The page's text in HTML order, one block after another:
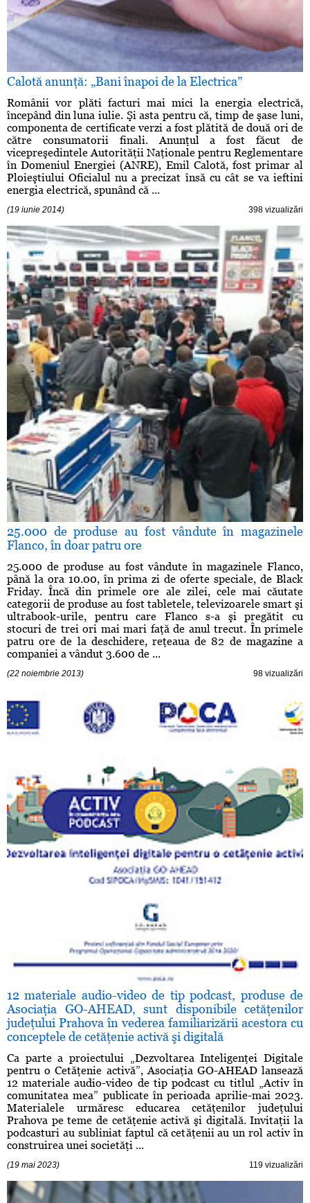
Calotă anunţă: „Bani înapoi de la Electrica”
Românii vor plăti facturi mai mici la energia electrică,
începând din luna iulie. Şi asta pentru că, timp de şase luni,
componenta de certificate verzi a fost plătită de două ori de
către consumatorii finali. Anunţul a fost făcut de
vicepreşedintele Autorităţii Naţionale pentru Reglementare
în Domeniul Energiei (ANRE), Emil Calotă, fost primar al
Ploieştiului Oficialul nu a precizat însă cu cât se va ieftini
energia electrică, spunând că ...
(19 iunie 2014) 398 vizualizări
25.000 de produse au fost vândute în magazinele
Flanco, în doar patru ore
25.000 de produse au fost vândute în magazinele Flanco,
până la ora 10.00, în prima zi de oferte speciale, de Black
Friday. Încă din primele ore ale zilei, cele mai căutate
categorii de produse au fost tabletele, televizoarele smart şi
ultrabook-urile, pentru care Flanco s-a şi pregătit cu
stocuri de trei ori mai mari faţă de anul trecut. În primele
patru ore de la deschidere, reţeaua de 82 de magazine a
companiei a vândut 3.600 de ...
(22 noiembrie 2013) 98 vizualizări
12 materiale audio-video de tip podcast, produse de
Asociaţia GO-AHEAD, sunt disponibile cetăţenilor
judeţului Prahova în vederea familiarizării acestora cu
conceptele de cetăţenie activă şi digitală
Ca parte a proiectului „Dezvoltarea Inteligenţei Digitale
pentru o Cetăţenie activă”, Asociaţia GO-AHEAD lansează
12 materiale audio-video de tip podcast cu titlul „Activ în
comunitatea mea” publicate în perioada aprilie-mai 2023.
Materialele urmăresc educarea cetăţenilor judeţului
Prahova pe teme de cetăţenie activă şi digitală. Invitaţii la
podcasturi au subliniat faptul că cetăţenii au un rol activ în
construirea unei societăţi ...
(19 mai 2023) 119 vizualizări